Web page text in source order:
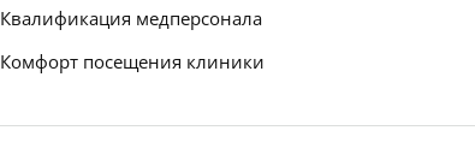
Квалификация медперсонала
Комфорт посещения клиники